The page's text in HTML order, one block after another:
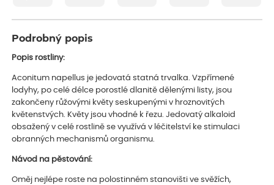
Podrobný popis
Popis rostliny:
Aconitum napellus je jedovatá statná trvalka. Vzpřímené
lodyhy, po celé délce porostlé dlanitě dělenými listy, jsou
zakončeny růžovými květy seskupenými v hroznovitých
květenstvých. Květy jsou vhodné k řezu. Jedovatý alkaloid
obsažený v celé rostlině se využívá v léčitelství ke stimulaci
obranných mechanismů organismu.
Návod na pěstování:
Oměj nejlépe roste na polostinném stanovišti ve svěžích,